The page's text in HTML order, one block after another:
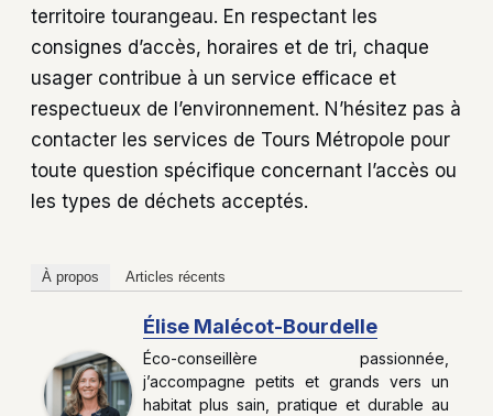
territoire tourangeau. En respectant les
consignes d’accès, horaires et de tri, chaque
usager contribue à un service efficace et
respectueux de l’environnement. N’hésitez pas à
contacter les services de Tours Métropole pour
toute question spécifique concernant l’accès ou
les types de déchets acceptés.
À propos Articles récents
Élise Malécot-Bourdelle
Éco-conseillère passionnée,
j’accompagne petits et grands vers un
habitat plus sain, pratique et durable au